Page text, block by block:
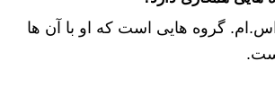
گروه هایی است که او با آن ها